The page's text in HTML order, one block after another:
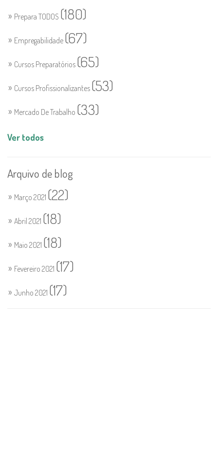
Prepara TODOS (180)
Empregabilidade (67)
Cursos Preparatórios (65)
Cursos Profissionalizantes (53)
Mercado De Trabalho (33)
Ver todos
Arquivo de blog
Março 2021 (22)
Abril 2021 (18)
Maio 2021 (18)
Fevereiro 2021 (17)
Junho 2021 (17)